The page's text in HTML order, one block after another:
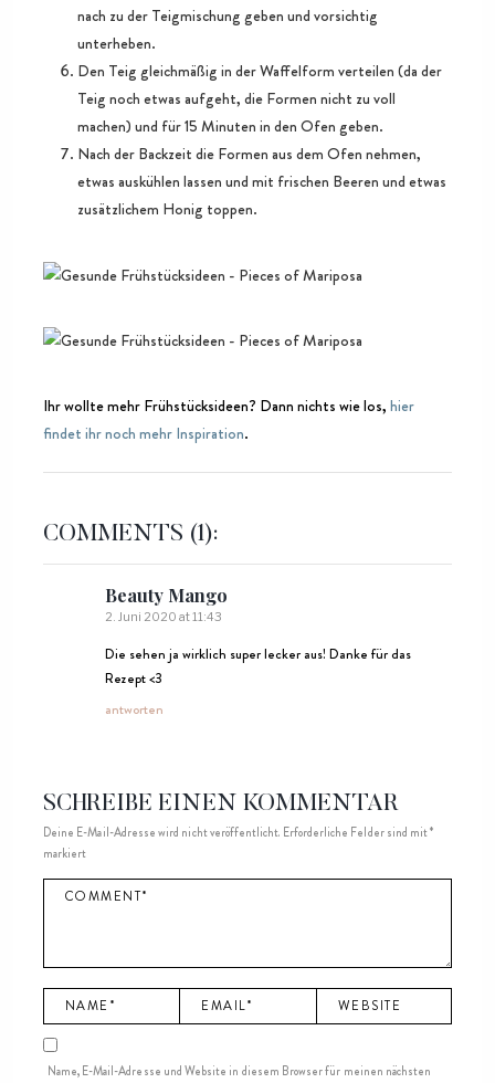
nach zu der Teigmischung geben und vorsichtig
unterheben.
Den Teig gleichmäßig in der Waffelform verteilen (da der
Teig noch etwas aufgeht, die Formen nicht zu voll
machen) und für 15 Minuten in den Ofen geben.
Nach der Backzeit die Formen aus dem Ofen nehmen,
etwas auskühlen lassen und mit frischen Beeren und etwas
zusätzlichem Honig toppen.
Ihr wollte mehr Frühstücksideen? Dann nichts wie los, hier
findet ihr noch mehr Inspiration.
COMMENTS (1):
Beauty Mango
2. Juni 2020 at 11:43
Die sehen ja wirklich super lecker aus! Danke für das
Rezept <3
antworten
SCHREIBE EINEN KOMMENTAR
Deine E-Mail-Adresse wird nicht veröffentlicht. Erforderliche Felder sind mit*
markiert
Name, E-Mail-Adresse und Website in diesem Browser für meinen nächsten